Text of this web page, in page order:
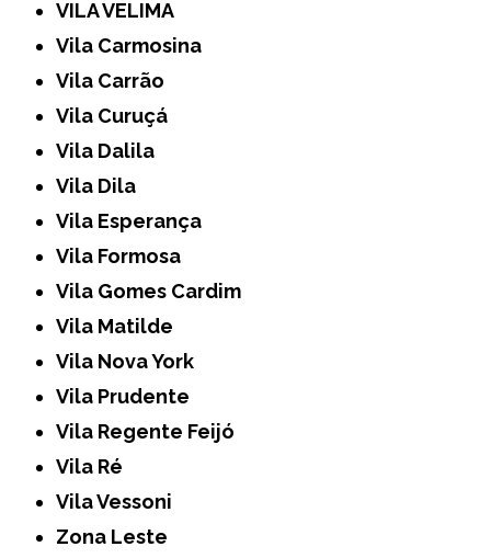
VILA VELIMA
Vila Carmosina
Vila Carrão
Vila Curuçá
Vila Dalila
Vila Dila
Vila Esperança
Vila Formosa
Vila Gomes Cardim
Vila Matilde
Vila Nova York
Vila Prudente
Vila Regente Feijó
Vila Ré
Vila Vessoni
Zona Leste